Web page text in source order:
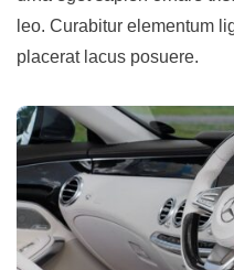
leo. Curabitur elementum
placerat lacus posuere.